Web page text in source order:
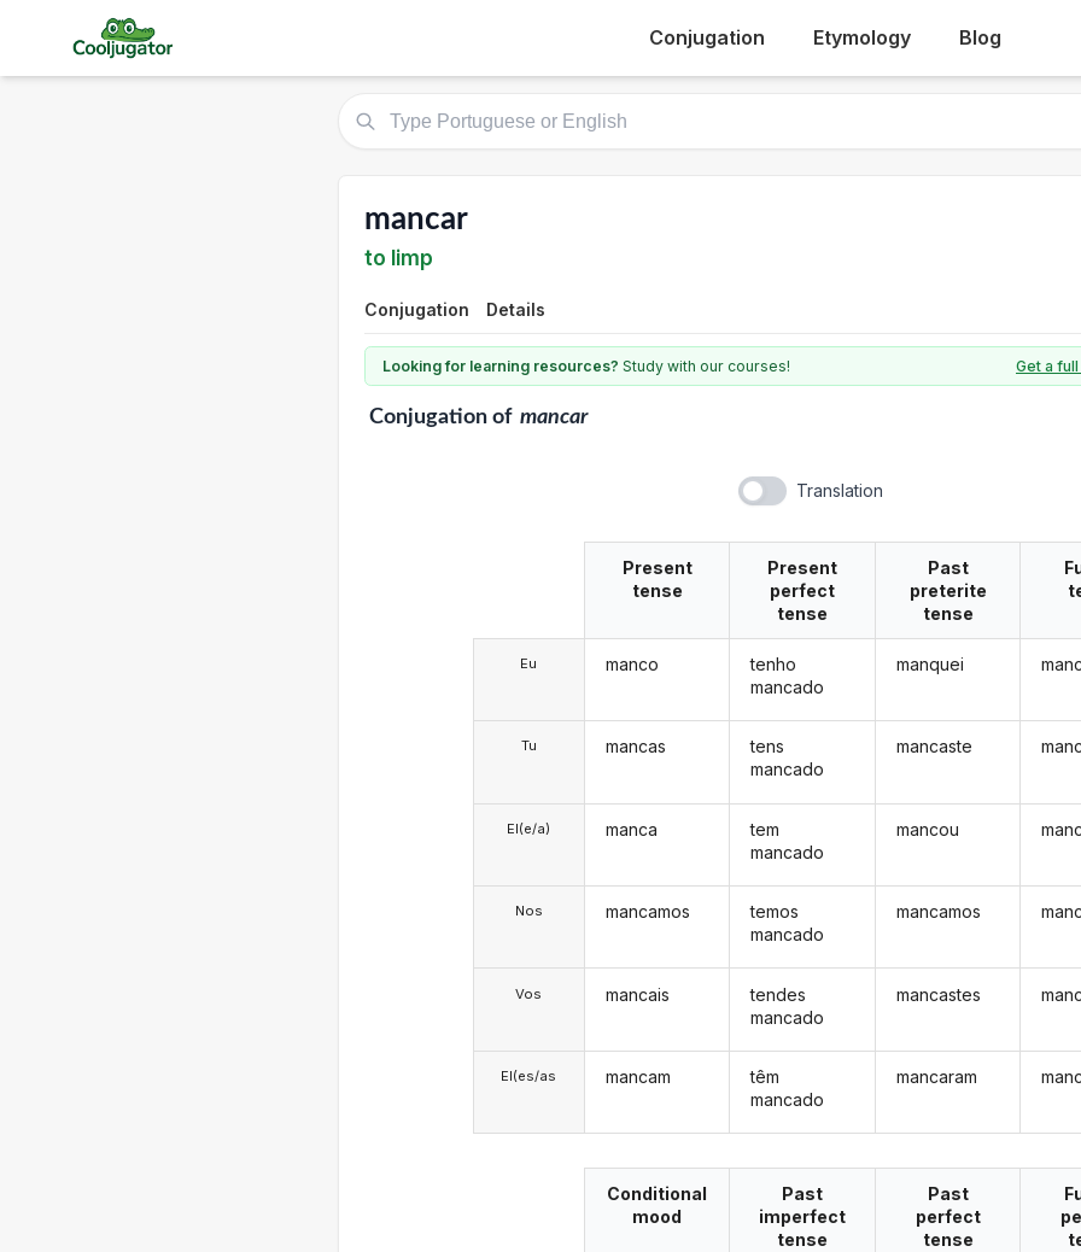
Conjugation Etymology Blog
mancar
to limp
Conjugation Details
Looking for learning resources? Study with our courses! Get a
Conjugationof mancar
Translation
Eu
Tu
El(e/a)
Nos
Vos
El(es/as
Present
tense
manco
mancas
manca
mancamos
mancais
mancam
Present
perfect
tense
tenho
mancado
tens
mancado
tem
mancado
temos
mancado
tendes
mancado
têm
mancado
Past
preterite
tense
manquei
mancaste
mancou
mancamos
mancastes
mancaram
Conditional
mood
Past
imperfect
tense
Past
perfect
tense